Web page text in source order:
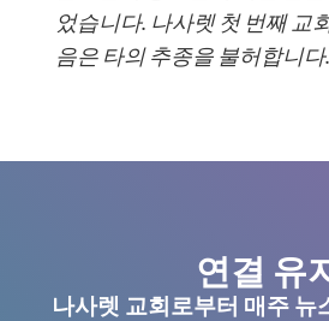
었습니다. 나사렛 첫 번째 교
음은 타의 추종을 불허합니다
연결 유
나사렛 교회로부터 매주 뉴